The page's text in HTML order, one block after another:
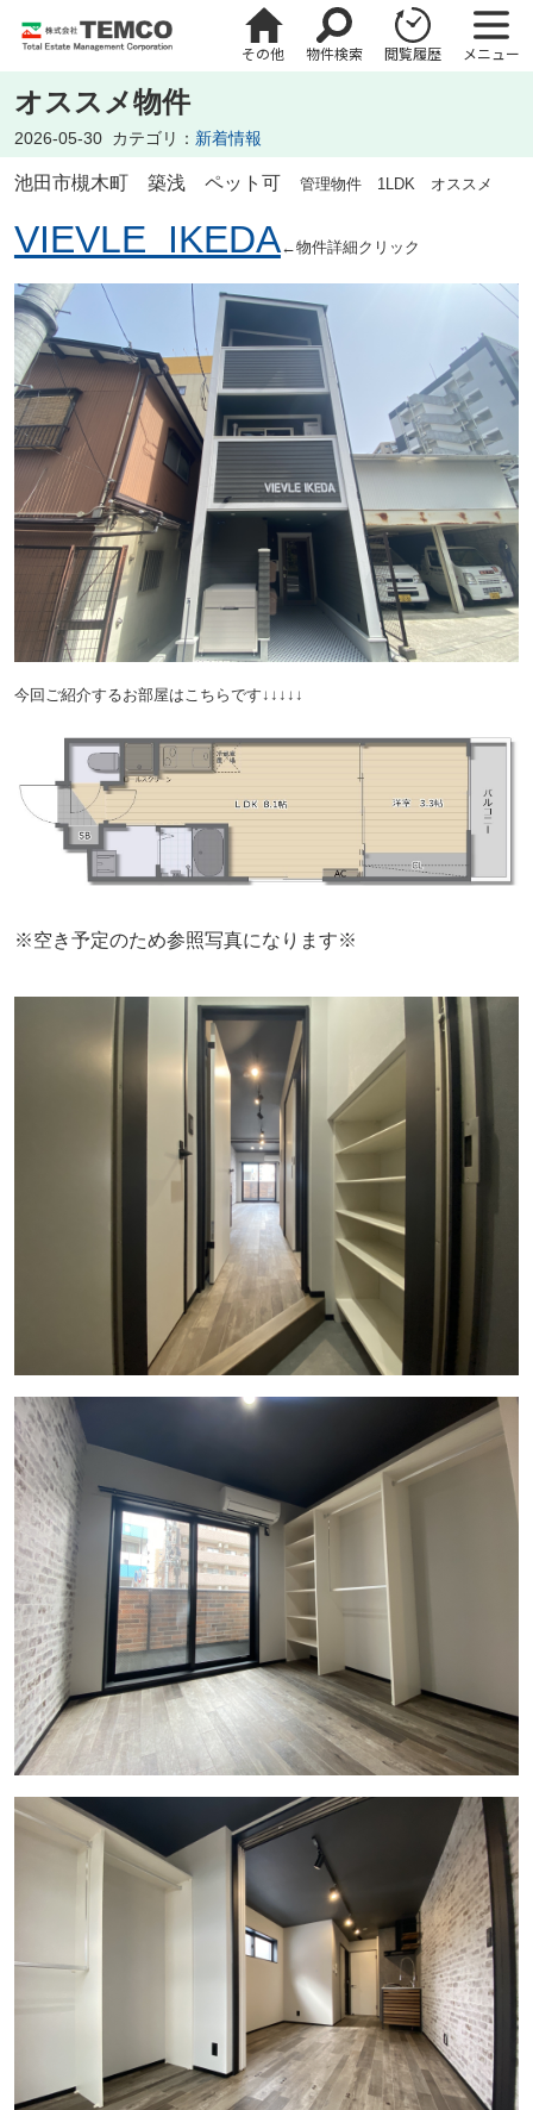
その他 物件検索 閲覧履歴 メニュー
オススメ物件
2026-05-30 カテゴリ： 新着情報
池田市槻木町築浅 ペット可 管理物件 1LDK オススメ
VIEVLE IKEDA←物件詳細クリック
今回ご紹介するお部屋はこちらです↓↓↓↓↓
※空き予定のため参照写真になります※